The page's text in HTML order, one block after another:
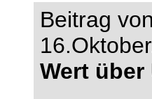
Beitrag von
Wert